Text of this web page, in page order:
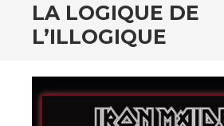
LA LOGIQUE DE
L’ILLOGIQUE